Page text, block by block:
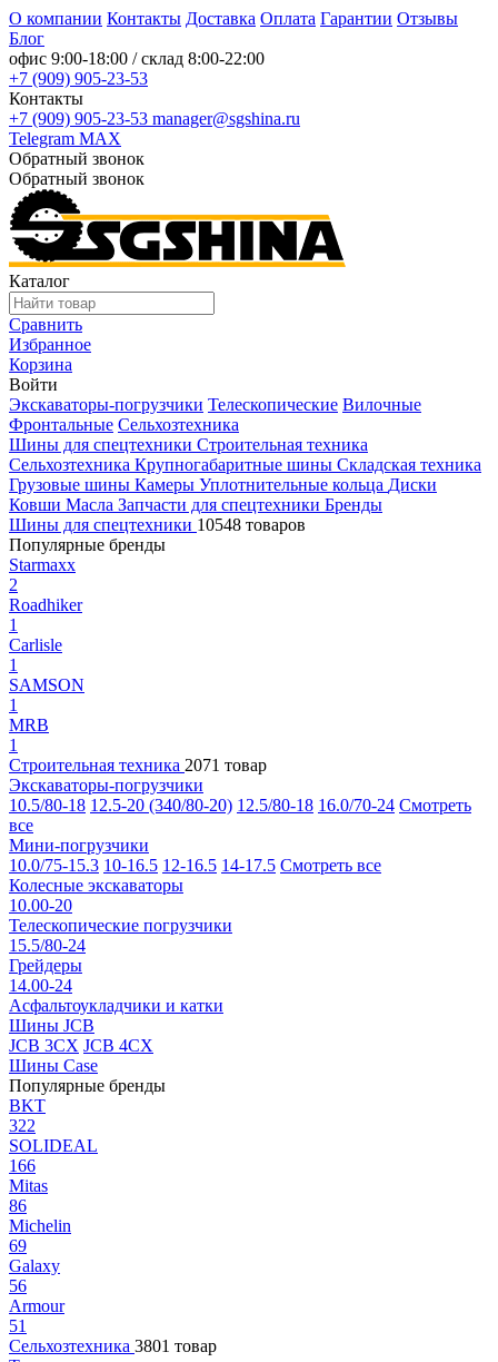
О компании Контакты Доставка Оплата Гарантии Отзывы
Блог
офис 9:00-18:00 / склад 8:00-22:00
+7 (909) 905-23-53
Контакты
+7 (909) 905-23-53 manager@sgshina.ru
Telegram MAX
Обратный звонок
Обратный звонок
Каталог
Сравнить
Избранное
Корзина
Войти
Экскаваторы-погрузчики Телескопические Вилочные
Фронтальные Сельхозтехника
Шины для спецтехники Строительная техника
Сельхозтехника Крупногабаритные шины Складская техника
Грузовые шины Камеры Уплотнительные кольца Диски
Ковши Масла Запчасти для спецтехники Бренды
Шины для спецтехники 10548 товаров
Популярные бренды
Starmaxx
2
Roadhiker
1
Carlisle
1
SAMSON
1
MRB
1
Строительная техника 2071 товар
Экскаваторы-погрузчики
10.5/80-18 12.5-20 (340/80-20) 12.5/80-18 16.0/70-24 Смотреть
все
Мини-погрузчики
10.0/75-15.3 10-16.5 12-16.5 14-17.5 Смотреть все
Колесные экскаваторы
10.00-20
Телескопические погрузчики
15.5/80-24
Грейдеры
14.00-24
Асфальтоукладчики и катки
Шины JCB
JCB 3CX JCB 4CX
Шины Case
Популярные бренды
BKT
322
SOLIDEAL
166
Mitas
86
Michelin
69
Galaxy
56
Armour
51
Сельхозтехника 3801 товар